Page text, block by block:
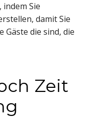
Sie
damit Sie
Gäste die sind, die
Zeit